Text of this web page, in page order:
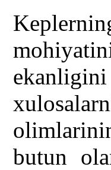
ekanligini
butun